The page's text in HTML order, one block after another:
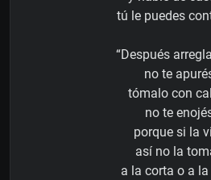
tú le puedes
“Después
no te
tómalo con
no te
porque si la
así no la
a la corta o a